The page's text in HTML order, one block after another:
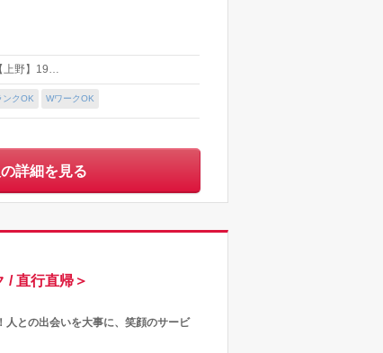
上野】19…
ンクOK WワークOK
詳細を見る
/ 直行直帰＞
人との出会いを大事に、笑顔のサービ